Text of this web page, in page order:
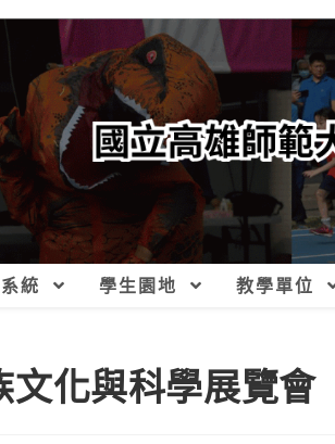
統 學生園地 教學單位
化與科學展覽會